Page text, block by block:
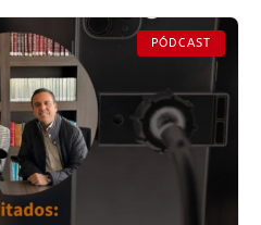
PÓDCAST